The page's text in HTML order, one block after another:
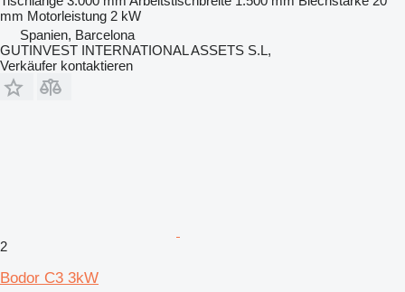
mm Motorleistung 2 kW
Spanien, Barcelona
GUTINVEST INTERNATIONAL ASSETS S.L,
Verkäufer kontaktieren
2
Bodor C3 3kW